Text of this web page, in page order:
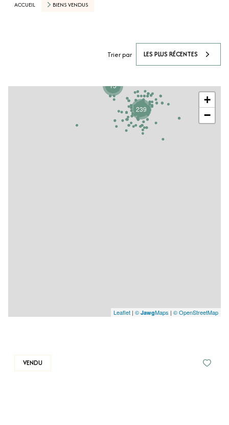
ACCUEIL BIENS VENDUS
Trier par LES PLUS RÉCENTES
15
239
+
−
Leaflet | © JawgMaps | © OpenStreetMap
VENDU